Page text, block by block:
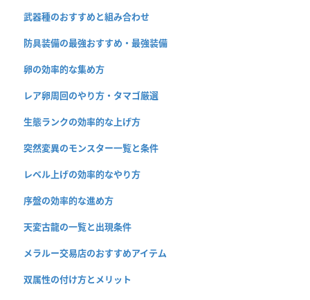
武器種のおすすめと組み合わせ
防具装備の最強おすすめ・最強装備
卵の効率的な集め方
レア卵周回のやり方・タマゴ厳選
生態ランクの効率的な上げ方
突然変異のモンスター一覧と条件
レベル上げの効率的なやり方
序盤の効率的な進め方
天変古龍の一覧と出現条件
メラルー交易店のおすすめアイテム
双属性の付け方とメリット